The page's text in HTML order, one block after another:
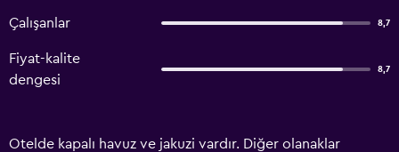
Çalışanlar 8,7
Fiyat-kalite
dengesi
8,7
Otelde kapalı havuz ve jakuzi vardır. Diğer olanaklar